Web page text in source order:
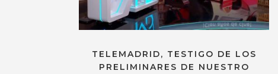
TELEMADRID, TESTIGO DE LOS
PRELIMINARES DE NUESTRO